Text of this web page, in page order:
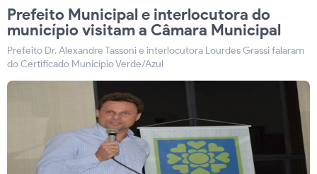
Prefeito Municipal e interlocutora do
município visitam a Câmara Municipal
Prefeito Dr. Alexandre Tassoni e interlocutora Lourdes Grassi falaram
do Certificado Município Verde/Azul